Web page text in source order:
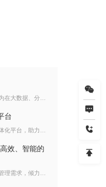
台
连用科技中标国内数千人规模的大型金融租赁电子文档中台和跨网文件安全交换一体化平台，助力企业实现高效安全的跨网文件交换管理与全球化办公协作。
效、智能的
连用科技，作为业界领先的文件云解决方案提供商，针对医疗行业复杂多变的文件管理需求，倾力推出医疗行业文件安全统管平台解决方案。该方案依托连用科技文件云四大基础平台能力——统一存储管理、统一文件资产空间管理、统一内容计算能力、统一文件安全合规管控能力，实现了安全办公云盘应用、生产云盘空间应用以及医疗行业内容管理应用的高度集成与无缝对接，为医疗行业构建了一个安全、高效、智能化的内容管理新生态。